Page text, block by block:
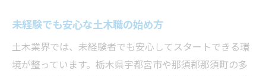
未経験でも安心な土木職の始め方
土木業界では、未経験者でも安心してスタートできる環
境が整っています。栃木県宇都宮市や那須郡那須町の多